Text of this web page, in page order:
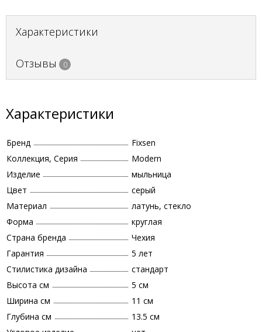
Характеристики
Отзывы 0
Характеристики
Бренд
Fixsen
Коллекция, Серия
Modern
Изделие
мыльница
Цвет
серый
Материал
латунь, стекло
Форма
круглая
Страна бренда
Чехия
Гарантия
5 лет
Стилистика дизайна
стандарт
Высота см
5 см
Ширина см
11 см
Глубина см
13.5 см